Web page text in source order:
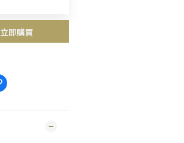
立即購買